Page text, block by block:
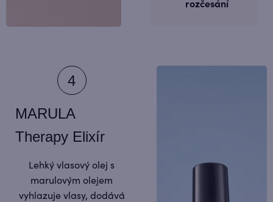
rozčesání
MARULA
Therapy Elixír
Lehký vlasový olej s
marulovým olejem
vyhlazuje vlasy, dodává